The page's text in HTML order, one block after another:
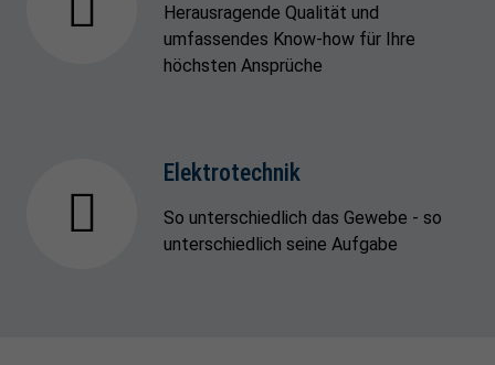
Herausragende Qualität und
umfassendes Know-how für Ihre
höchsten Ansprüche
Elektrotechnik
So unterschiedlich das Gewebe - so
unterschiedlich seine Aufgabe